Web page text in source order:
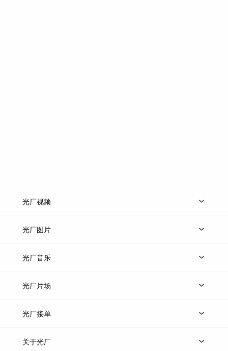
光厂视频
上传视频
光厂图片
上传图片
光厂音乐
热门音乐
光厂片场
上传案例
光厂接单
上架服务
关于光厂